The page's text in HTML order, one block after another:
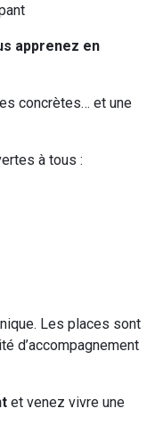
apprenez en
concrètes… et une
à tous :
Les places sont
d’accompagnement
et venez vivre une